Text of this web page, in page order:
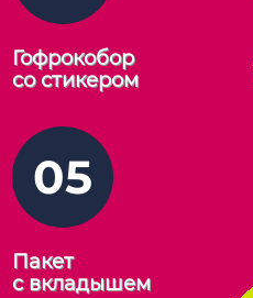
Гофрокобор
со стикером
05
Пакет
с вкладышем